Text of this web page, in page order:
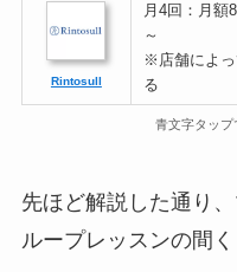
Rintosull
月4回：月額
～
※店舗によ
る
青文字タップ
先ほど解説した通り
ループレッスンの間